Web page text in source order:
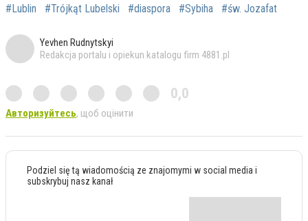
#Lublin #Trójkąt Lubelski #diaspora #Sybiha #św. Jozafat
Yevhen Rudnytskyi
Redakcja portalu i opiekun katalogu firm 4881.pl
0,0
Авторизуйтесь, щоб оцінити
Podziel się tą wiadomością ze znajomymi w social media i
subskrybuj nasz kanał